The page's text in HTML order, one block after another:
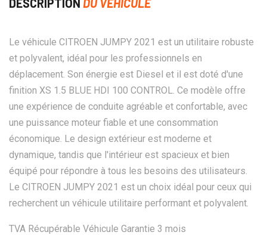
Le véhicule CITROEN JUMPY 2021 est un utilitaire robuste
et polyvalent, idéal pour les professionnels en
déplacement. Son énergie est Diesel et il est doté d'une
finition XS 1.5 BLUE HDI 100 CONTROL. Ce modèle offre
une expérience de conduite agréable et confortable, avec
une puissance moteur fiable et une consommation
économique. Le design extérieur est moderne et
dynamique, tandis que l'intérieur est spacieux et bien
équipé pour répondre à tous les besoins des utilisateurs.
Le CITROEN JUMPY 2021 est un choix idéal pour ceux qui
recherchent un véhicule utilitaire performant et polyvalent.
TVA Récupérable Véhicule Garantie 3 mois